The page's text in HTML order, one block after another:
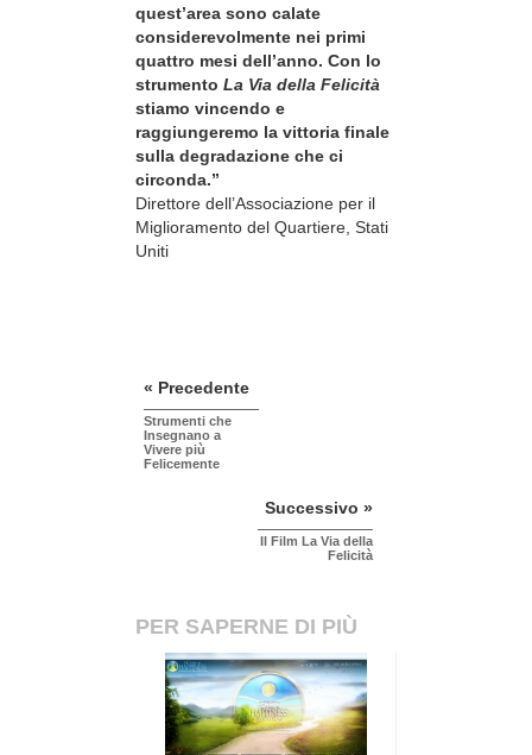
quest’area sono calate
considerevolmente nei primi
quattro mesi dell’anno. Con lo
strumento La Via della Felicità
stiamo vincendo e
raggiungeremo la vittoria finale
sulla degradazione che ci
circonda.”
Direttore dell’Associazione per il
Miglioramento del Quartiere, Stati
Uniti
« Precedente
Strumenti che
Insegnano a
Vivere più
Felicemente
Successivo »
Il Film La Via della
Felicità
PER SAPERNE DI PIÙ